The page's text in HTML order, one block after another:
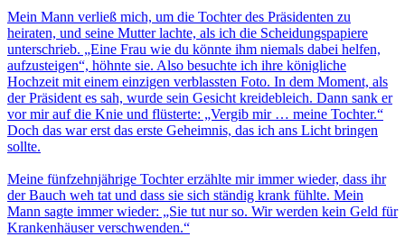
Mein Mann verließ mich, um die Tochter des Präsidenten zu
heiraten, und seine Mutter lachte, als ich die Scheidungspapiere
unterschrieb. „Eine Frau wie du könnte ihm niemals dabei helfen,
aufzusteigen“, höhnte sie. Also besuchte ich ihre königliche
Hochzeit mit einem einzigen verblassten Foto. In dem Moment, als
der Präsident es sah, wurde sein Gesicht kreidebleich. Dann sank er
vor mir auf die Knie und flüsterte: „Vergib mir … meine Tochter.“
Doch das war erst das erste Geheimnis, das ich ans Licht bringen
sollte.
Meine fünfzehnjährige Tochter erzählte mir immer wieder, dass ihr
der Bauch weh tat und dass sie sich ständig krank fühlte. Mein
Mann sagte immer wieder: „Sie tut nur so. Wir werden kein Geld für
Krankenhäuser verschwenden.“